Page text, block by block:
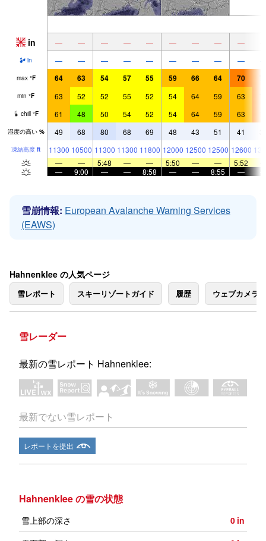
in — — — — — — — — —
in — — — — — — — — —
max °F 64 63 54 57 55 59 66 64 70
min °F 63 52 52 55 52 54 64 59 63
chill °F 61 48 50 54 52 54 64 59 63
湿度の高い % 49 68 80 68 69 48 43 51 41
凍結高度 ft 11300 10500 11300 11300 11800 12000 12500 12500 12600
—
— 5:48 — — 5:50 — — 5:52
—
9:00 — — 8:58 — — 8:55 —
雪崩情報: European Avalanche Warning Services
(EAWS)
Hahnenklee の人気ページ
雪レポート スキーリゾートガイド 履歴 ウェブカメラ
雪レーダー
最新の雪レポート Hahnenklee:
最新でない雪レポート
レポートを提出
Hahnenklee の雪の状態
雪上部の深さ 0 in